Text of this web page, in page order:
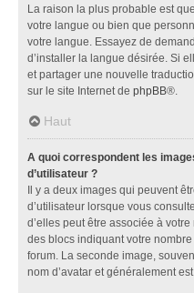
La raison la plus probable est
votre langue ou bien que
votre langue. Essayez de
d’installer la langue désirée. Si
et partager une nouvelle
sur le site Internet de phpBB®.
Haut
A quoi correspondent les
d’utilisateur ?
Il y a deux images qui peuvent
d’utilisateur lorsque vous
d’elles peut être associée à
des blocs indiquant votre
forum. La seconde image,
nom d’avatar et généralement